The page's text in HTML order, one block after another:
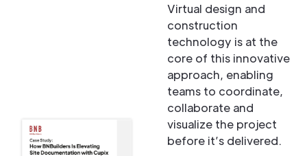
Virtual design and
construction
technology is at the
core of this innovative
approach, enabling
teams to coordinate,
collaborate and
visualize the project
before it’s delivered.